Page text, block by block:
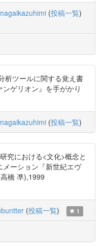
(投稿一覧)
析ツールに関する覚え書
ゲリオン』を手がかり
(投稿一覧)
究における<文化>概念と
ーション『新世紀エヴ
橋 凖),1999
(投稿一覧) 1